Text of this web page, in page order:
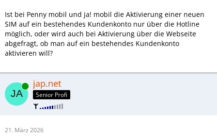
Ist bei Penny mobil und ja! mobil die Aktivierung einer neuen
SIM auf ein bestehendes Kundenkonto nur über die Hotline
möglich, oder wird auch bei Aktivierung über die Webseite
abgefragt, ob man auf ein bestehendes Kundenkonto
aktivieren will?
Online jap.net
Senior Profi
21. März 2026